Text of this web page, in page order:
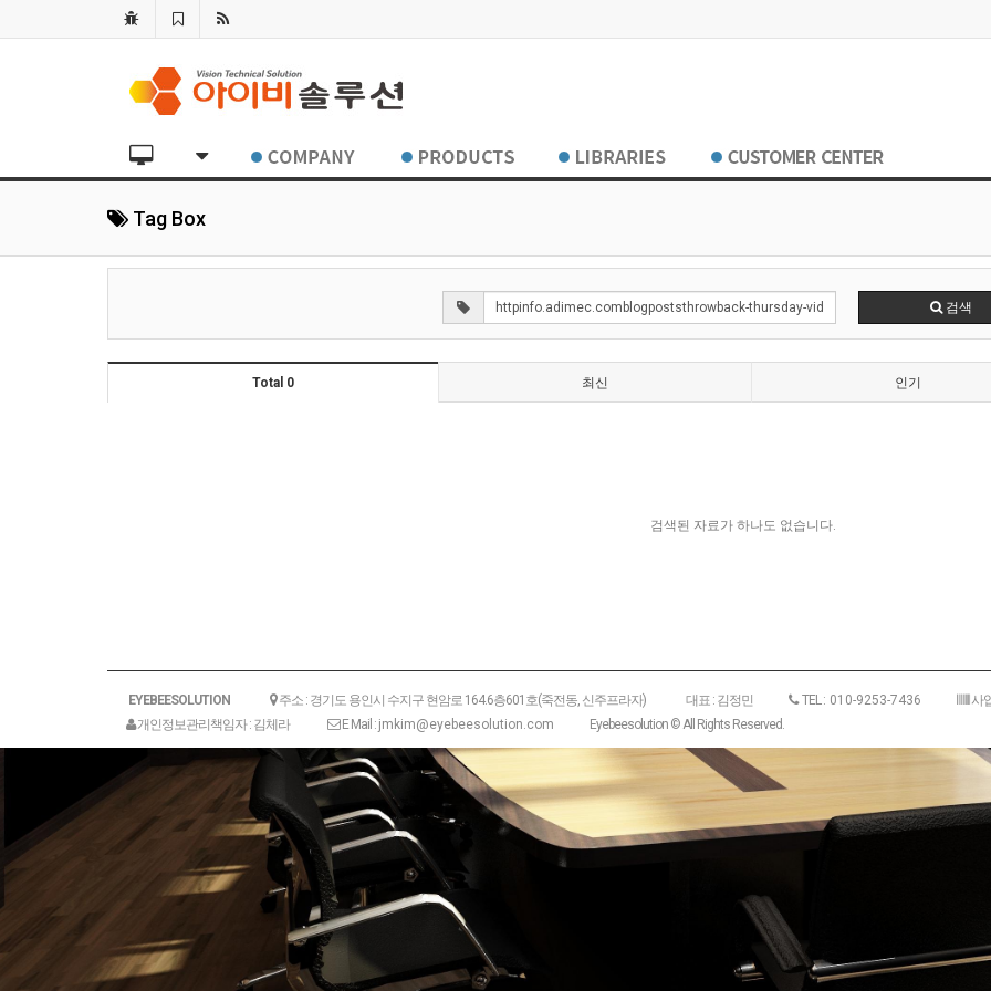
Tag Box
검색
Total 0 최신 인기
검색된 자료가 하나도 없습니다.
EYEBEESOLUTION 주소 : 경기도 용인시 수지구 현암로 164.6층601호(죽전동, 신주프라자) 대표 : 김정민 TEL : 010-9253-7436 사
개인정보관리책임자 : 김체라
E Mail : jmkim@eyebeesolution.com Eyebeesolution © All Rights Reserved.